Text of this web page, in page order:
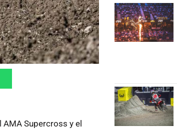
Supercross y el